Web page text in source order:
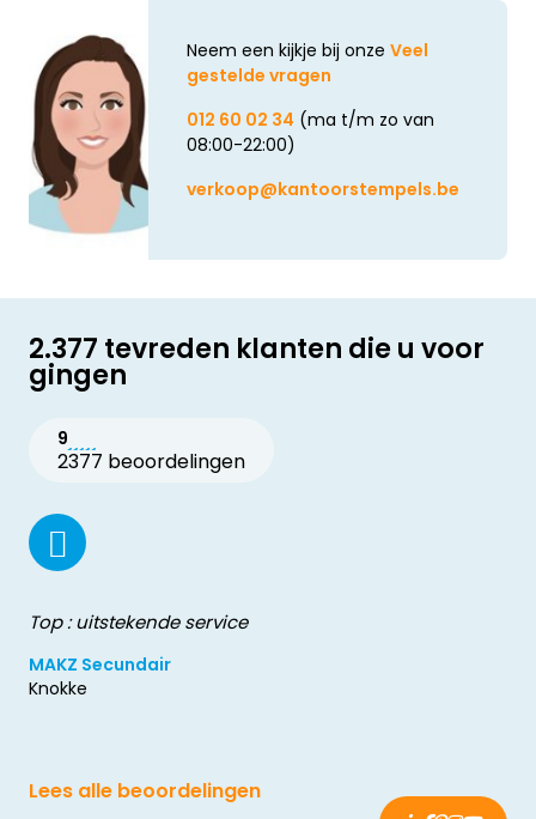
Neem een kijkje bij onze Veel
gestelde vragen
012 60 02 34 (ma t/m zo van
08:00-22:00)
verkoop@kantoorstempels.be
2.377 tevreden klanten die u voor
gingen
9
2377 beoordelingen
Top : uitstekende service
MAKZ Secundair
Knokke
Lees alle beoordelingen